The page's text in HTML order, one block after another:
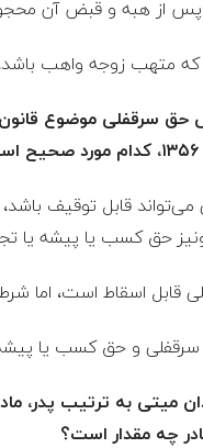
ل
پ
ا
ی
ه
ی
ک
ا
حق کسب یا پیشه یا
میتی به ترتیب پدر،
چه مقدار است؟